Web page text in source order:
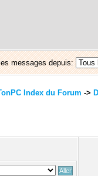
messages depuis:
Index du Forum ->